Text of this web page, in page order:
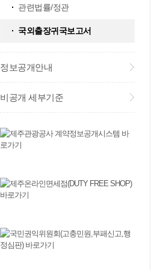
관련법률/정관
국외출장귀국보고서
정보공개안내
비공개 세부기준